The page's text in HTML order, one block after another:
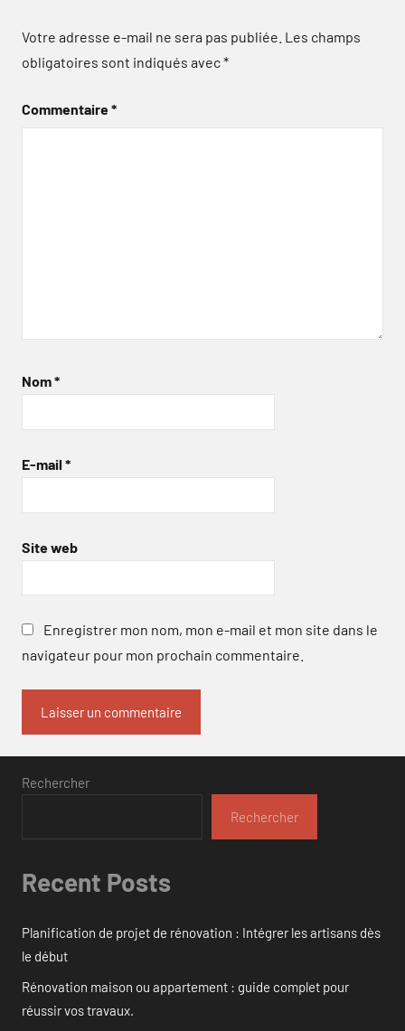
Votre adresse e-mail ne sera pas publiée. Les champs
obligatoires sont indiqués avec*
Commentaire*
Nom*
E-mail *
Site web
Enregistrer mon nom, mon e-mail et mon site dans le
navigateur pour mon prochain commentaire.
Rechercher
Rechercher
Recent Posts
Planification de projet de rénovation : Intégrer les artisans dès
le début
Rénovation maison ou appartement : guide complet pour
réussir vos travaux.